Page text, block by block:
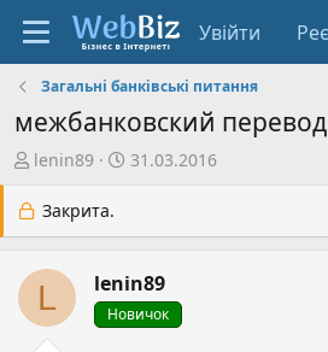
Увійти
Загальні банківські питання
межбанковский перевод
А
т
о
т
е
lenin89
Д
а
т
в
о
31.03.2016
Закрита.
L lenin89
Новичок